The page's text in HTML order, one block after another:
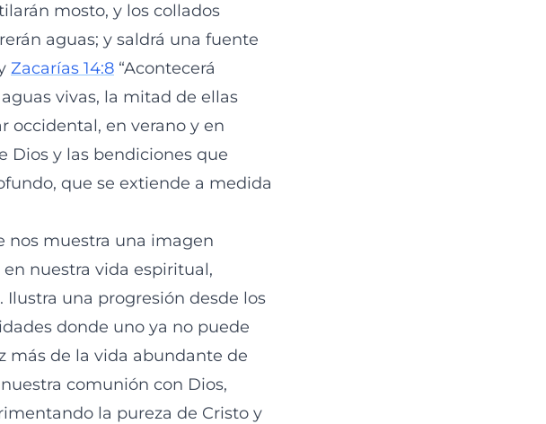
mosto, y los collados
aguas; y saldrá una fuente
Zacarías 14:8 “Acontecerá
vivas, la mitad de ellas
occidental, en verano y en
Dios y las bendiciones que
que se extiende a medida
nos muestra una imagen
nuestra vida espiritual,
una progresión desde los
donde uno ya no puede
más de la vida abundante de
comunión con Dios,
la pureza de Cristo y